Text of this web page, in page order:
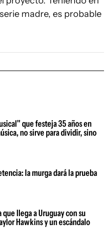
madre, es probable
que festeja 35 años en
no sirve para dividir, sino
la murga dará la prueba
llega a Uruguay con su
Hawkins y un escándalo